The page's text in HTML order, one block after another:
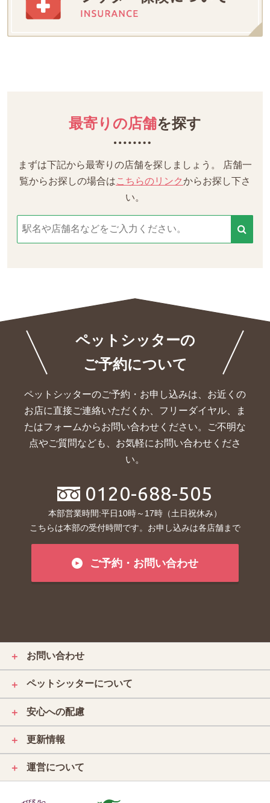
最寄りの店舗を探す
まずは下記から最寄りの店舗を探しましょう。
店舗一
覧からお探しの場合はこちらのリンクからお探し下さ
い。
ペットシッターの
ご予約について
ペットシッターのご予約・お申し込みは、お近くの
お店に直接ご連絡いただくか、 フリーダイヤル、ま
たはフォームからお問い合わせください。ご不明な
点やご質問なども、お気軽にお問い合わせくださ
い。
0120-688-505
本部営業時間:平日10時～17時（土日祝休み）
こちらは本部の受付時間です。お申し込みは各店舗まで
ご予約・お問い合わせ
＋ お問い合わせ
＋ ペットシッターについて
＋ 安心への配慮
＋ 更新情報
＋ 運営について